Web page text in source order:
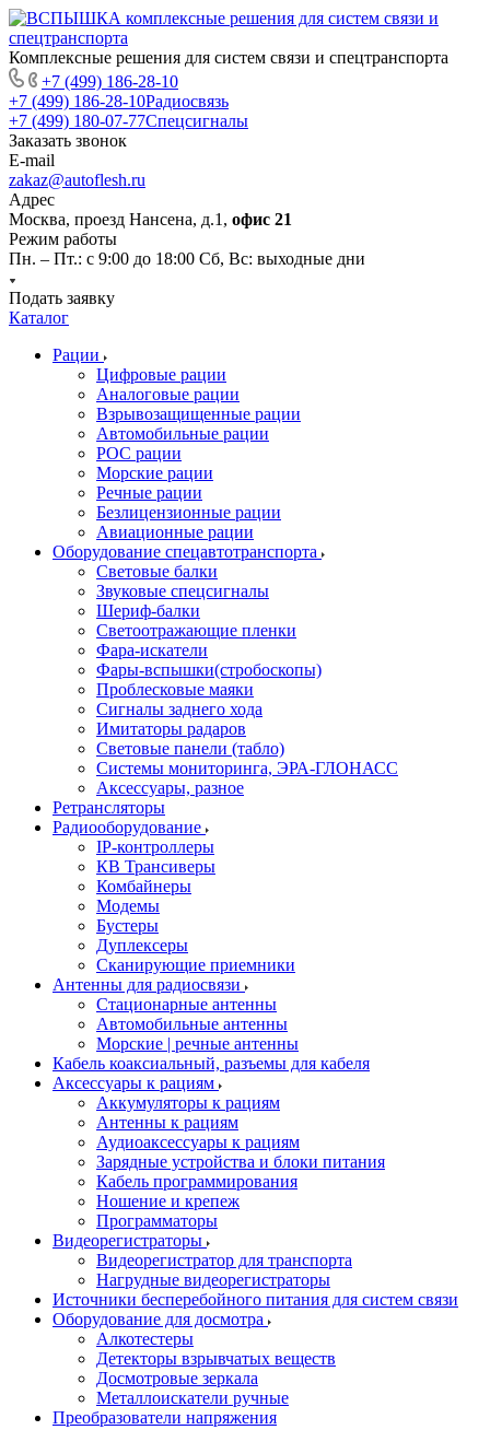
Комплексные решения для систем связи и спецтранспорта
+7 (499) 186-28-10
+7 (499) 186-28-10Радиосвязь
+7 (499) 180-07-77Спецсигналы
Заказать звонок
E-mail
zakaz@autoflesh.ru
Адрес
Москва, проезд Нансена, д.1, офис 21
Режим работы
Пн. – Пт.: с 9:00 до 18:00 Cб, Вс: выходные дни
Подать заявку
Каталог
Рации
Цифровые рации
Аналоговые рации
Взрывозащищенные рации
Автомобильные рации
POC рации
Морские рации
Речные рации
Безлицензионные рации
Авиационные рации
Оборудование спецавтотранспорта
Световые балки
Звуковые спецсигналы
Шериф-балки
Светоотражающие пленки
Фара-искатели
Фары-вспышки(стробоскопы)
Проблесковые маяки
Сигналы заднего хода
Имитаторы радаров
Световые панели (табло)
Системы мониторинга, ЭРА-ГЛОНАСС
Аксессуары, разное
Ретрансляторы
Радиооборудование
IP-контроллеры
КВ Трансиверы
Комбайнеры
Модемы
Бустеры
Дуплексеры
Сканирующие приемники
Антенны для радиосвязи
Стационарные антенны
Автомобильные антенны
Морские | речные антенны
Кабель коаксиальный, разъемы для кабеля
Аксессуары к рациям
Аккумуляторы к рациям
Антенны к рациям
Аудиоаксессуары к рациям
Зарядные устройства и блоки питания
Кабель программирования
Ношение и крепеж
Программаторы
Видеорегистраторы
Видеорегистратор для транспорта
Нагрудные видеорегистраторы
Источники бесперебойного питания для систем связи
Оборудование для досмотра
Алкотестеры
Детекторы взрывчатых веществ
Досмотровые зеркала
Металлоискатели ручные
Преобразователи напряжения